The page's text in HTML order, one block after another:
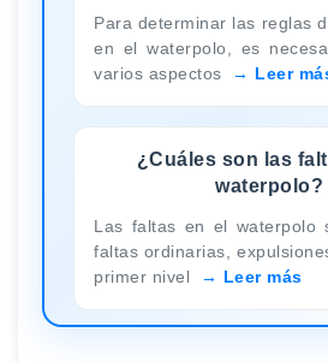
Para determinar las reglas
en el waterpolo, es
varios aspectos
Leer
¿Cuáles son las
waterpolo?
Las faltas en el waterpolo
faltas ordinarias,
primer nivel
Leer más